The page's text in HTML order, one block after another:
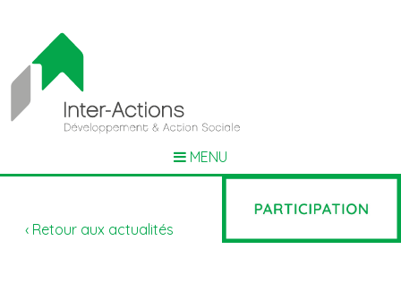
MENU
‹ Retour aux actualités